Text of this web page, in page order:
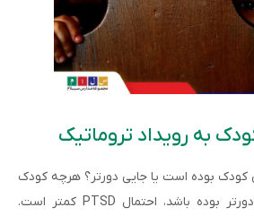
به رویداد تروماتیک
کودک بوده است یا جایی دورتر؟ هرچه کودک
از مرکز واقعه‌ی دردناک دورتر بوده باشد، احتمال PTSD کمتر است.